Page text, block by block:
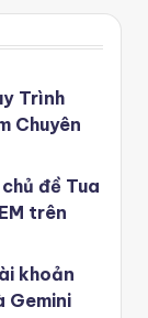
Trình
Chuyên
đề Tua
trên
khoản
Gemini